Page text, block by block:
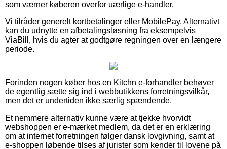
som værner køberen overfor uærlige e-handler.
Vi tilråder generelt kortbetalinger eller MobilePay. Alternativt
kan du udnytte en afbetalingsløsning fra eksempelvis
ViaBill, hvis du agter at godtgøre regningen over en længere
periode.
Forinden nogen køber hos en Kitchn e-forhandler behøver
de egentlig sætte sig ind i webbutikkens forretningsvilkår,
men det er undertiden ikke særlig spændende.
Et nemmere alternativ kunne være at tjekke hvorvidt
webshoppen er e-mærket medlem, da det er en erklæring
om at internet forretningen følger dansk lovgivning, samt at
e-shoppen løbende tilses af jurister som kender til lovene på